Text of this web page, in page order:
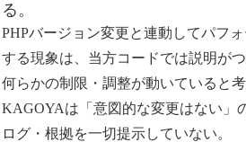
る。
PHPバージョン変更と連動してパフ
する現象は、当方コードでは説明が
何らかの制限・調整が動いていると
KAGOYAは「意図的な変更はない」
ログ・根拠を一切提示していない。